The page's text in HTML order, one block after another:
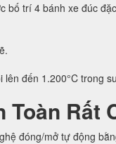
bố trí 4 bánh xe đúc
đến 1.200°C trong
Rất
đóng/mở tự động